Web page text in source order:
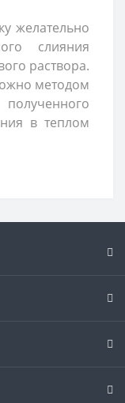
желательно
слияния
раствора.
методом
в теплом